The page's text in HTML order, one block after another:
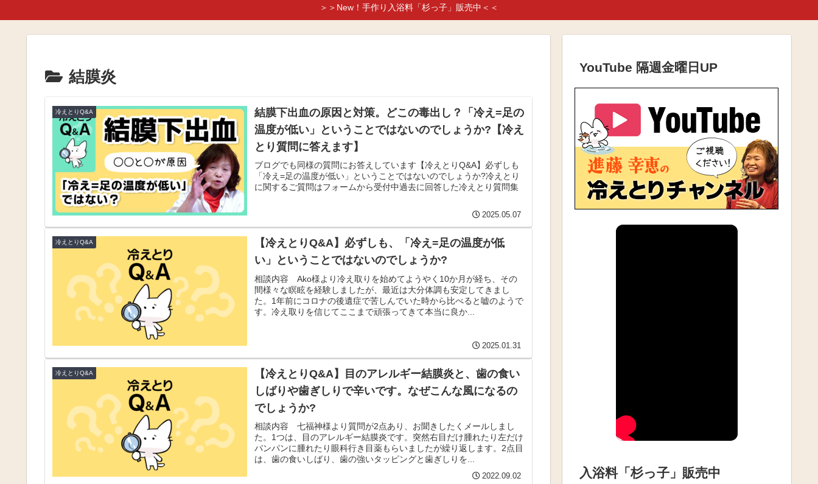
＞＞New！手作り入浴料「杉っ子」販売中＜＜
結膜炎
冷えとりQ&A
結膜下出血の原因と対策。どこの毒出し？「冷え=足の
温度が低い」ということではないのでしょうか?【冷え
とり質問に答えます】
ブログでも同様の質問にお答えしています【冷えとりQ&A】必ずしも
「冷え=足の温度が低い」ということではないのでしょうか?冷えとり
に関するご質問はフォームから受付中過去に回答した冷えとり質問集
2025.05.07
冷えとりQ&A
【冷えとりQ&A】必ずしも、「冷え=足の温度が低
い」ということではないのでしょうか?
相談内容 Ako様より冷え取りを始めてようやく10か月が経ち、その
間様々な瞑眩を経験しましたが、最近は大分体調も安定してきまし
た。1年前にコロナの後遺症で苦しんでいた時から比べると嘘のようで
す。冷え取りを信じてここまで頑張ってきて本当に良か...
2025.01.31
冷えとりQ&A
【冷えとりQ&A】目のアレルギー結膜炎と、歯の食い
しばりや歯ぎしりで辛いです。なぜこんな風になるの
でしょうか?
相談内容 七福神様より質問が2点あり、お聞きしたくメールしまし
た。1つは、目のアレルギー結膜炎です。突然右目だけ腫れたり左だけ
パンパンに腫れたり眼科行き目薬もらいましたが繰り返します。2点目
は、歯の食いしばり、歯の強いタッピングと歯ぎしりを...
2022.09.02
YouTube 隔週金曜日UP
入浴料「杉っ子」販売中